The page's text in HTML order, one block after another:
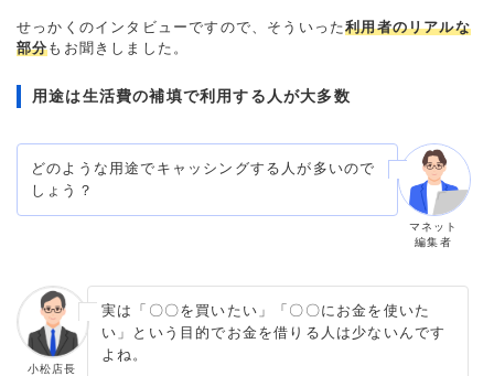
せっかくのインタビューですので、そういった利用者のリアルな
部分もお聞きしました。
用途は生活費の補填で利用する人が大多数
どのような用途でキャッシングする人が多いので
しょう？
マネット
編集者
小松店長
実は「〇〇を買いたい」「〇〇にお金を使いた
い」という目的でお金を借りる人は少ないんです
よね。